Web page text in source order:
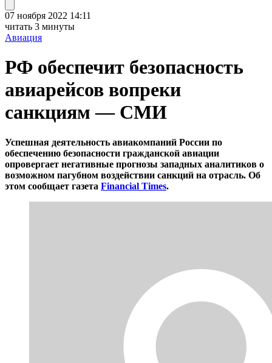
07 ноября 2022 14:11
читать 3 минуты
Авиация
РФ обеспечит безопасность
авиарейсов вопреки
санкциям — СМИ
Успешная деятельность авиакомпаний России по
обеспечению безопасности гражданской авиации
опровергает негативные прогнозы западных аналитиков о
возможном пагубном воздействии санкций на отрасль. Об
этом сообщает газета Financial Times.